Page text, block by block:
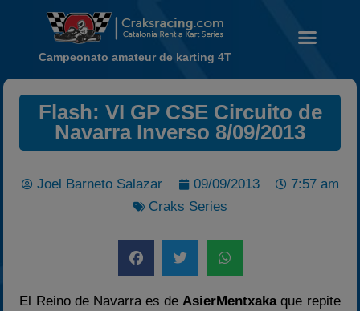
Noticias
Calendario
Campeonato
2022
Campeonato amateur de karting 4T
Flash: VI GP CSE Circuito de
Navarra Inverso 8/09/2013
Joel Barneto Salazar 09/09/2013
7:57 am
Craks Series
El Reino de Navarra es deAsierMentxakaque repite